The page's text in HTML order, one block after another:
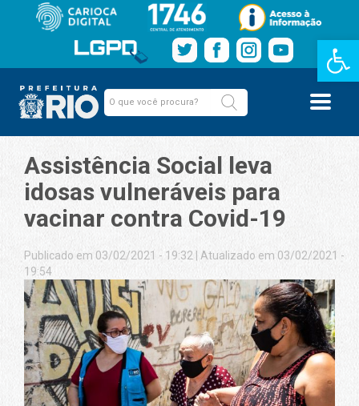
Barra de
Assistência Social leva
idosas vulneráveis para
vacinar contra Covid-19
Publicado em 03/02/2021 - 19:32
Atualizado em 03/02/2021 -
19:54